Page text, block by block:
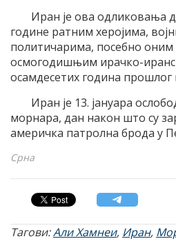
Иран је ова одликовања
године ратним херојима,
политичарима, посебно оним
осмогодишњим ирачко-
осамдесетих година прошлог
Иран је 13. јануара
морнара, дан након што су
америчка патролна брода у
Срна
Тагови:Али Хамнеи, Иран,